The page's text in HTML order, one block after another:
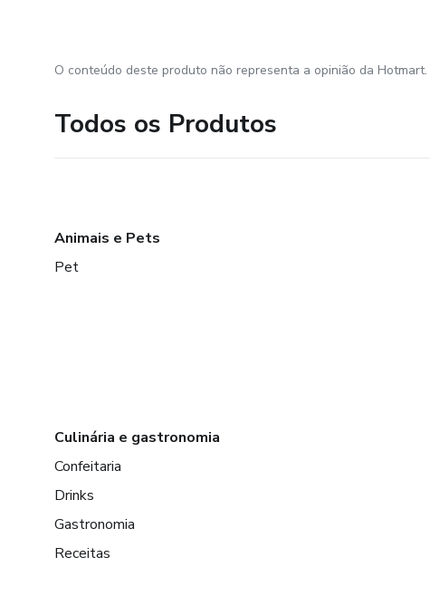
O conteúdo deste produto não representa a opinião da
Todos os Produtos
Animais e Pets
Pet
Culinária e gastronomia
Confeitaria
Drinks
Gastronomia
Receitas